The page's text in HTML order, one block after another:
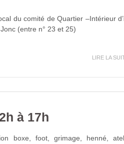
du comité de Quartier –Intérieur
(entre n° 23 et 25)
LIRE LA
à 17h
boxe, foot, grimage, henné,